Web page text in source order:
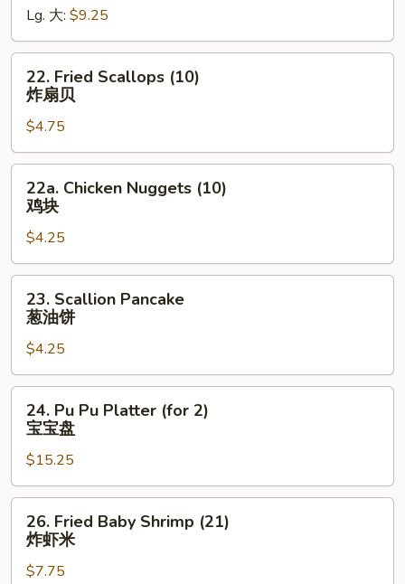
制
排
Lg. 大: $9.25
Fried
Scallops
(10)
炸
扇
22. Fried Scallops (10)
炸扇贝
$4.75
Chicken
Nuggets
(10)
鸡
块
22a. Chicken Nuggets (10)
鸡块
$4.25
Scallion
Pancake
油
饼
23. Scallion Pancake
葱油饼
$4.25
Pu
Pu
Platter
(for
2)
24. Pu Pu Platter (for 2)
宝宝盘
$15.25
Fried
Baby
Shrimp
26. Fried Baby Shrimp (21)
炸虾米
$7.75